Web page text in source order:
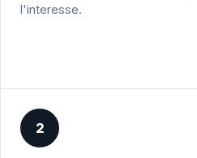
l'interesse.
2